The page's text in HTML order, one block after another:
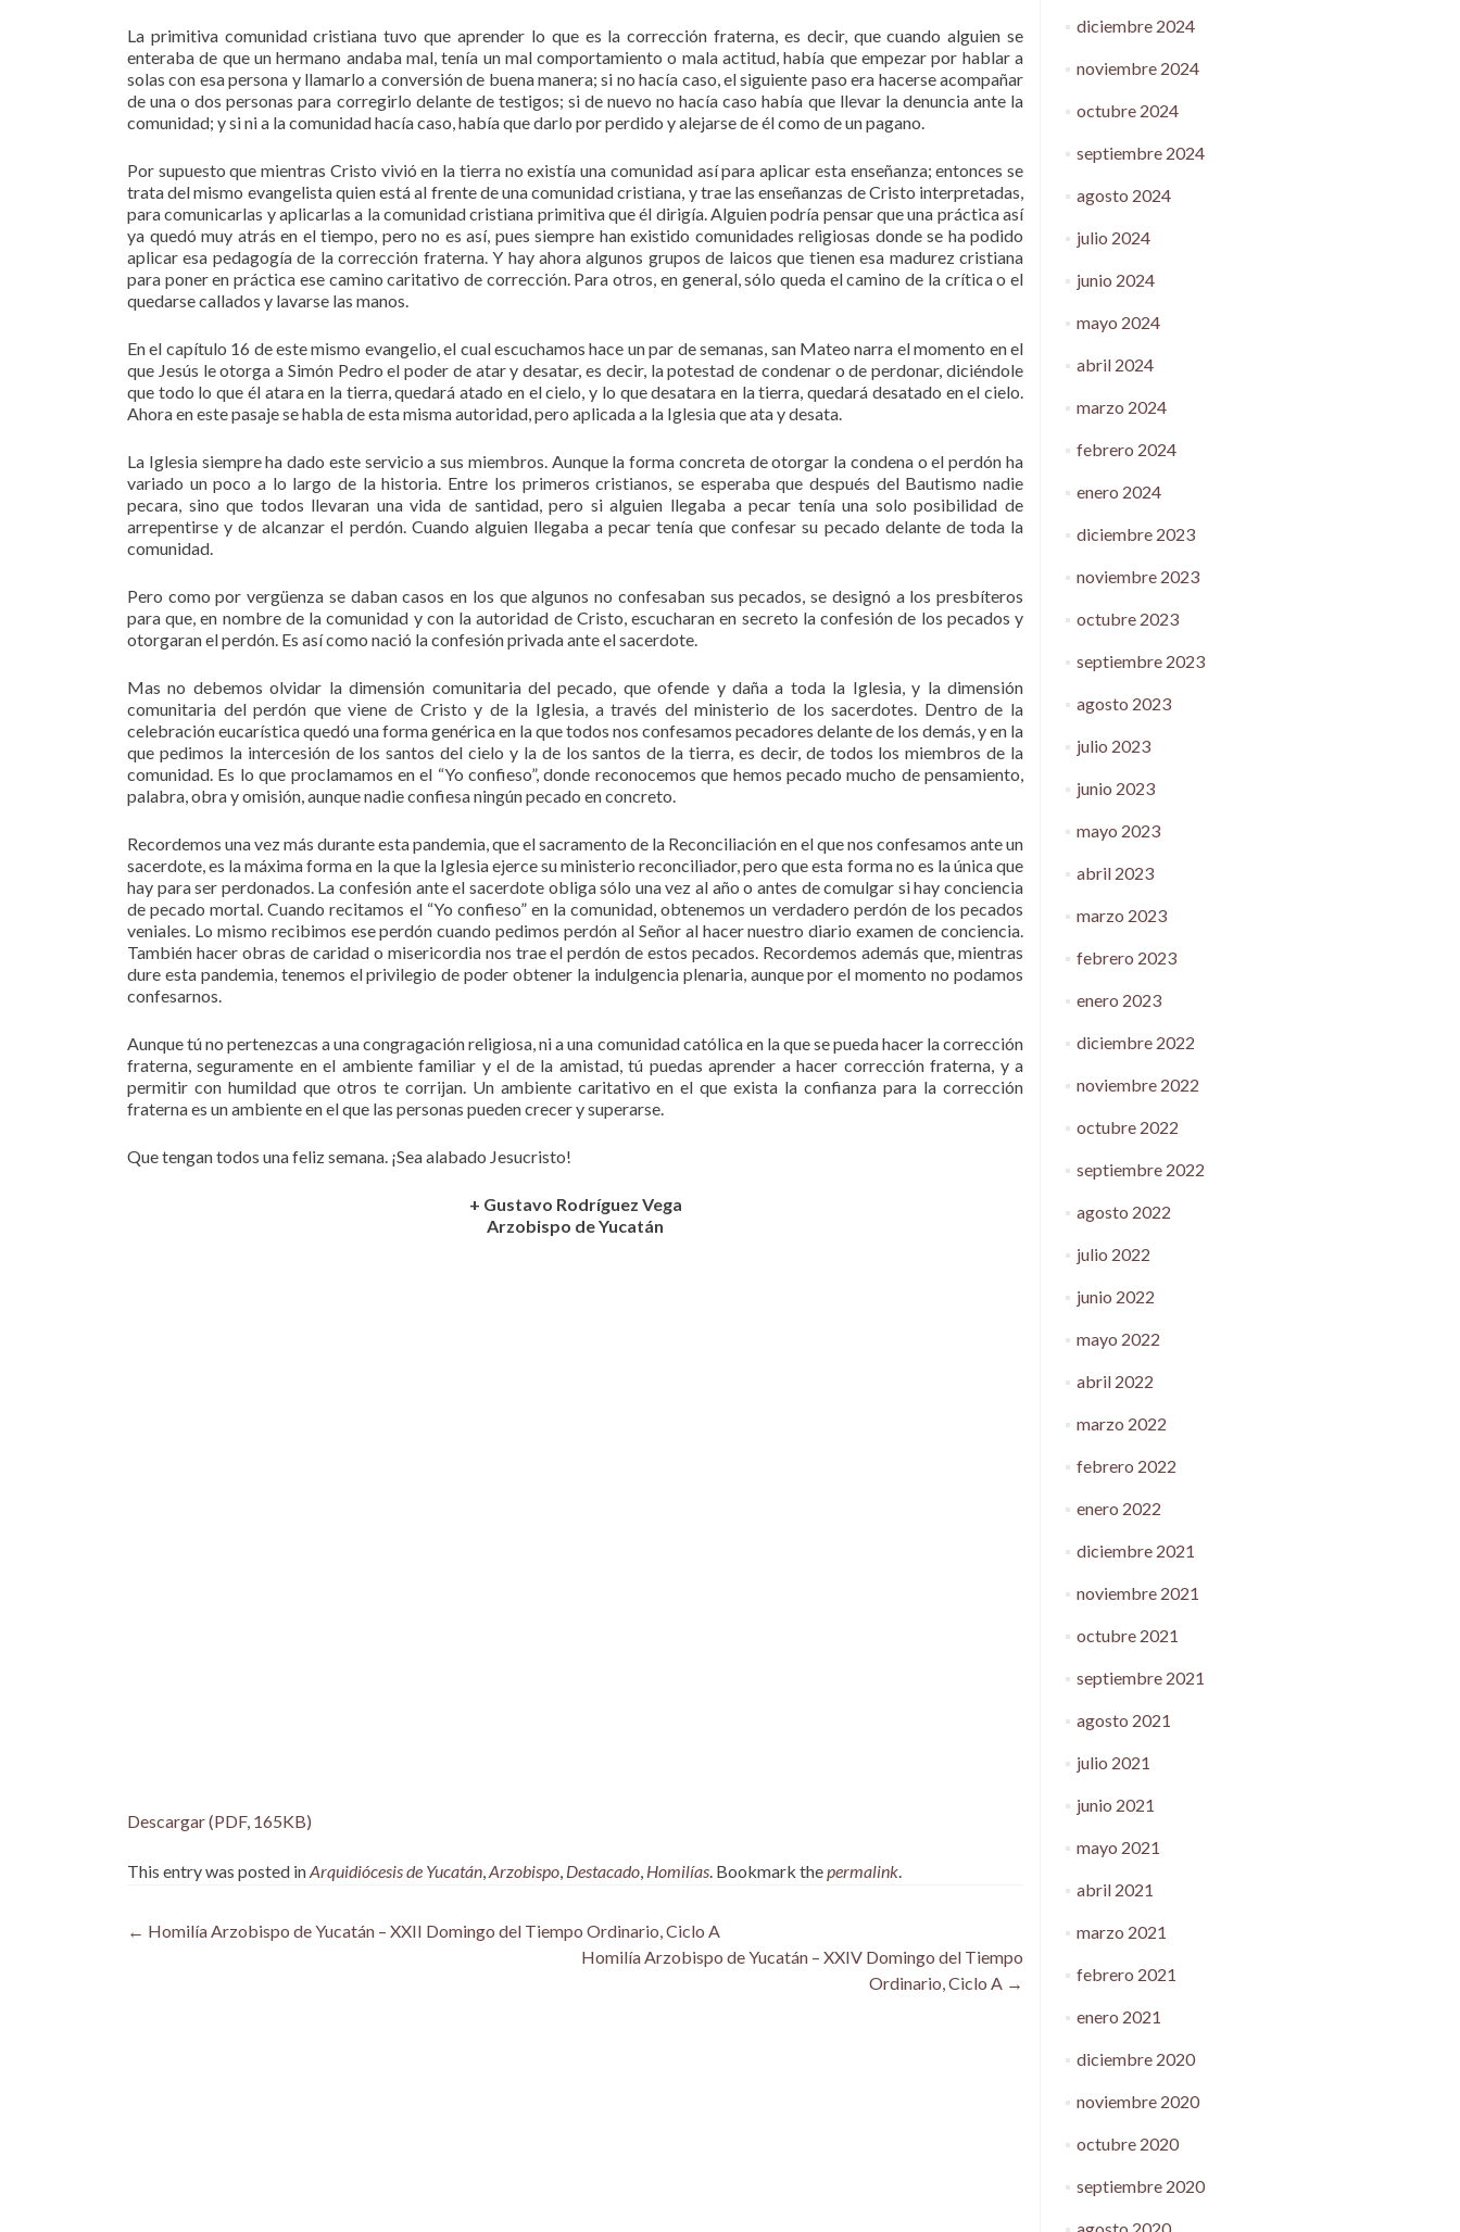
La primitiva comunidad cristiana tuvo que aprender lo que es la corrección fraterna, es decir, que cuando alguien se
enteraba de que un hermano andaba mal, tenía un mal comportamiento o mala actitud, había que empezar por hablar a
solas con esa persona y llamarlo a conversión de buena manera; si no hacía caso, el siguiente paso era hacerse acompañar
de una o dos personas para corregirlo delante de testigos; si de nuevo no hacía caso había que llevar la denuncia ante la
comunidad; y si ni a la comunidad hacía caso, había que darlo por perdido y alejarse de él como de un pagano.
Por supuesto que mientras Cristo vivió en la tierra no existía una comunidad así para aplicar esta enseñanza; entonces se
trata del mismo evangelista quien está al frente de una comunidad cristiana, y trae las enseñanzas de Cristo interpretadas,
para comunicarlas y aplicarlas a la comunidad cristiana primitiva que él dirigía. Alguien podría pensar que una práctica así
ya quedó muy atrás en el tiempo, pero no es así, pues siempre han existido comunidades religiosas donde se ha podido
aplicar esa pedagogía de la corrección fraterna. Y hay ahora algunos grupos de laicos que tienen esa madurez cristiana
para poner en práctica ese camino caritativo de corrección. Para otros, en general, sólo queda el camino de la crítica o el
quedarse callados y lavarse las manos.
En el capítulo 16 de este mismo evangelio, el cual escuchamos hace un par de semanas, san Mateo narra el momento en el
que Jesús le otorga a Simón Pedro el poder de atar y desatar, es decir, la potestad de condenar o de perdonar, diciéndole
que todo lo que él atara en la tierra, quedará atado en el cielo, y lo que desatara en la tierra, quedará desatado en el cielo.
Ahora en este pasaje se habla de esta misma autoridad, pero aplicada a la Iglesia que ata y desata.
La Iglesia siempre ha dado este servicio a sus miembros. Aunque la forma concreta de otorgar la condena o el perdón ha
variado un poco a lo largo de la historia. Entre los primeros cristianos, se esperaba que después del Bautismo nadie
pecara, sino que todos llevaran una vida de santidad, pero si alguien llegaba a pecar tenía una solo posibilidad de
arrepentirse y de alcanzar el perdón. Cuando alguien llegaba a pecar tenía que confesar su pecado delante de toda la
comunidad.
Pero como por vergüenza se daban casos en los que algunos no confesaban sus pecados, se designó a los presbíteros
para que, en nombre de la comunidad y con la autoridad de Cristo, escucharan en secreto la confesión de los pecados y
otorgaran el perdón. Es así como nació la confesión privada ante el sacerdote.
Mas no debemos olvidar la dimensión comunitaria del pecado, que ofende y daña a toda la Iglesia, y la dimensión
comunitaria del perdón que viene de Cristo y de la Iglesia, a través del ministerio de los sacerdotes. Dentro de la
celebración eucarística quedó una forma genérica en la que todos nos confesamos pecadores delante de los demás, y en la
que pedimos la intercesión de los santos del cielo y la de los santos de la tierra, es decir, de todos los miembros de la
comunidad. Es lo que proclamamos en el “Yo confieso”, donde reconocemos que hemos pecado mucho de pensamiento,
palabra, obra y omisión, aunque nadie confiesa ningún pecado en concreto.
Recordemos una vez más durante esta pandemia, que el sacramento de la Reconciliación en el que nos confesamos ante un
sacerdote, es la máxima forma en la que la Iglesia ejerce su ministerio reconciliador, pero que esta forma no es la única que
hay para ser perdonados. La confesión ante el sacerdote obliga sólo una vez al año o antes de comulgar si hay conciencia
de pecado mortal. Cuando recitamos el “Yo confieso” en la comunidad, obtenemos un verdadero perdón de los pecados
veniales. Lo mismo recibimos ese perdón cuando pedimos perdón al Señor al hacer nuestro diario examen de conciencia.
También hacer obras de caridad o misericordia nos trae el perdón de estos pecados. Recordemos además que, mientras
dure esta pandemia, tenemos el privilegio de poder obtener la indulgencia plenaria, aunque por el momento no podamos
confesarnos.
Aunque tú no pertenezcas a una congragación religiosa, ni a una comunidad católica en la que se pueda hacer la corrección
fraterna, seguramente en el ambiente familiar y el de la amistad, tú puedas aprender a hacer corrección fraterna, y a
permitir con humildad que otros te corrijan. Un ambiente caritativo en el que exista la confianza para la corrección
fraterna es un ambiente en el que las personas pueden crecer y superarse.
Que tengan todos una feliz semana. ¡Sea alabado Jesucristo!
+ Gustavo Rodríguez Vega
Arzobispo de Yucatán
Descargar (PDF, 165KB)
This entry was posted inArquidiócesis de Yucatán,Arzobispo, Destacado, Homilías. Bookmark thepermalink.
Post
← Homilía Arzobispo de Yucatán – XXII Domingo del Tiempo Ordinario, Ciclo A
Homilía Arzobispo de Yucatán – XXIV Domingo del Tiempo
Ordinario, Ciclo A →
diciembre 2024
noviembre 2024
octubre 2024
septiembre 2024
agosto 2024
julio 2024
junio 2024
mayo 2024
abril 2024
marzo 2024
febrero 2024
enero 2024
diciembre 2023
noviembre 2023
octubre 2023
septiembre 2023
agosto 2023
julio 2023
junio 2023
mayo 2023
abril 2023
marzo 2023
febrero 2023
enero 2023
diciembre 2022
noviembre 2022
octubre 2022
septiembre 2022
agosto 2022
julio 2022
junio 2022
mayo 2022
abril 2022
marzo 2022
febrero 2022
enero 2022
diciembre 2021
noviembre 2021
octubre 2021
septiembre 2021
agosto 2021
julio 2021
junio 2021
mayo 2021
abril 2021
marzo 2021
febrero 2021
enero 2021
diciembre 2020
noviembre 2020
octubre 2020
septiembre 2020